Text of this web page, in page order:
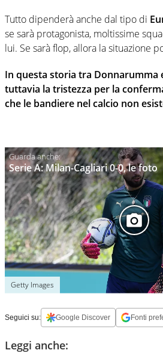
Tutto dipenderà anche dal tipo di
se sarà protagonista, moltissime
lui. Se sarà flop, allora la situazione
In questa storia tra Donnarumma
tuttavia la tristezza per la
che le bandiere nel calcio non
Serie A: Milan-Cagliari 0-0, le foto
Getty Images
Seguici su: Google Discover Fonti
Leggi anche: